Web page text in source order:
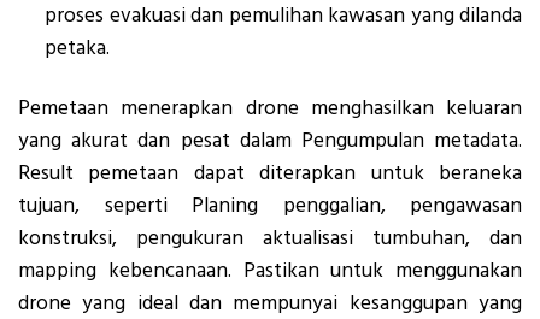
proses evakuasi dan pemulihan kawasan yang dilanda
petaka.
Pemetaan menerapkan drone menghasilkan keluaran
yang akurat dan pesat dalam Pengumpulan metadata.
Result pemetaan dapat diterapkan untuk beraneka
tujuan, seperti Planing penggalian, pengawasan
konstruksi, pengukuran aktualisasi tumbuhan, dan
mapping kebencanaan. Pastikan untuk menggunakan
drone yang ideal dan mempunyai kesanggupan yang